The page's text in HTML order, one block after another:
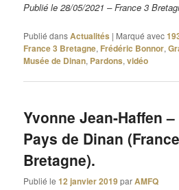
Publié le 28/05/2021 – France 3
Publié dansActualités | Marqué avec
France 3 Bretagne, Frédéric Bonnor,
Musée de Dinan, Pardons,vidéo
Yvonne Jean-Haffen –
Pays de Dinan
Bretagne).
Publié le12 janvier 2019parAMFQ